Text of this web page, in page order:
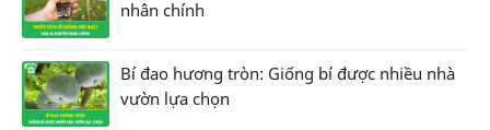
nhân chính
Bí đao hương tròn: Giống bí được nhiều nhà
vườn lựa chọn